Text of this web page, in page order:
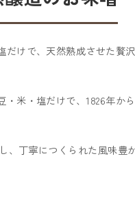
だけで、天然熟成させた贅
米・塩だけで、1826年か
、丁寧につくられた風味豊